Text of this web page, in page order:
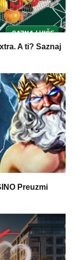
A ti? Saznaj
Preuzmi